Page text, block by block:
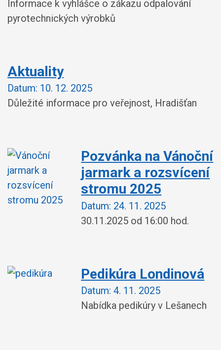
Informace k vyhlášce o zákazu odpalování
pyrotechnických výrobků
Aktuality
Datum: 10. 12. 2025
Důležité informace pro veřejnost, Hradišťan
Pozvánka na Vánoční
jarmark a rozsvícení
stromu 2025
Datum: 24. 11. 2025
30.11.2025 od 16:00 hod.
Pedikúra Londinová
Datum: 4. 11. 2025
Nabídka pedikúry v Lešanech